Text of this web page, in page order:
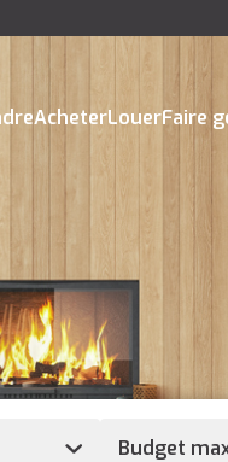
AcheterLouerFaire